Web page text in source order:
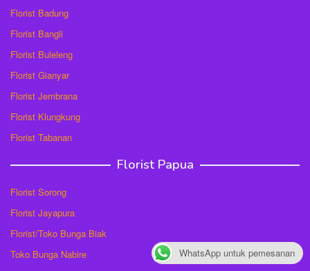
Florist Badung
Florist Bangli
Florist Buleleng
Florist Gianyar
Florist Jembrana
Florist Klungkung
Florist Tabanan
Florist Papua
Florist Sorong
Florist Jayapura
Florist/Toko Bunga Biak
Toko Bunga Nabire
WhatsApp untuk pemesanan